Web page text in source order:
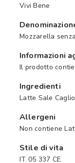
Vivi Bene
Mozzarella
Informazioni
Il prodotto
Ingredienti
Latte Sale Caglio
Allergeni
Non contiene
Stile di vita
IT 05 337 CE